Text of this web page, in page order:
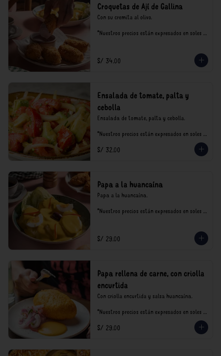
Croquetas de Ají de Gallina
Con su cremita al olivo.
*Nuestros precios están expresados en soles e
S/ 34.00
Ensalada de tomate, palta y
cebolla
Ensalada de tomate, palta y cebolla.
*Nuestros precios están expresados en soles e
consumo.
S/ 32.00
Papa a la huancaína
Papa a la huancaína.
*Nuestros precios están expresados en soles e
S/ 29.00
Papa rellena de carne, con criolla
encurtida
Con criolla encurtida y salsa huancaína.
*Nuestros precios están expresados en soles e
consumo.
S/ 29.00